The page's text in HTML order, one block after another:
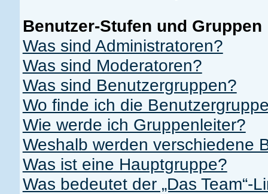
Benutzer-Stufen und Gruppen
Was sind Administratoren?
Was sind Moderatoren?
Was sind Benutzergruppen?
Wo finde ich die
Wie werde ich Gruppenleiter?
Weshalb werden verschiedene
Was ist eine Hauptgruppe?
Was bedeutet der „Das Team“-